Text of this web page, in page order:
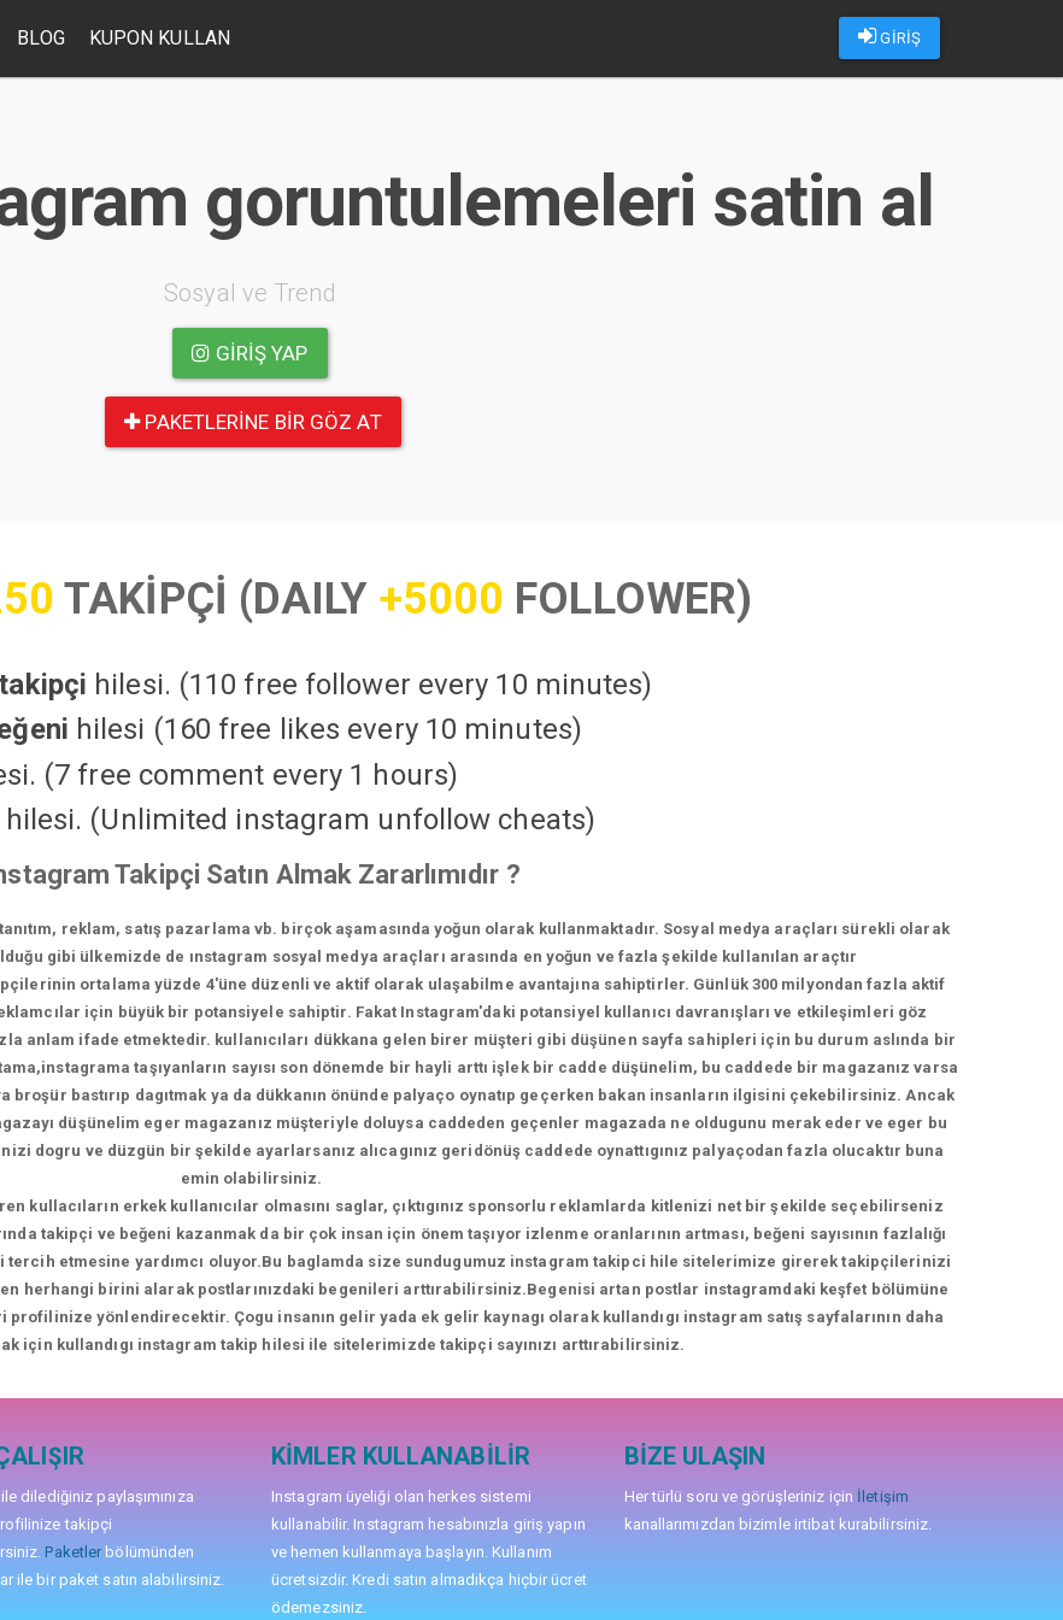
GİRİŞ
BLOG KUPON KULLAN
goruntulemeleri satin al
Sosyal ve Trend
GIRIŞ YAP
PAKETLERINE BIR GÖZ AT
TAKİPÇİ (DAILY +5000 FOLLOWER)
hilesi. (110 free follower every 10 minutes)
hilesi (160 free likes every 10 minutes)
(7 free comment every 1 hours)
hilesi. (Unlimited instagram unfollow cheats)
Takipçi Satın Almak Zararlımıdır ?
reklam, satış pazarlama vb. birçok aşamasında yoğun olarak kullanmaktadır. Sosyal medya araçları sürekli olarak
gibi ülkemizde de ınstagram sosyal medya araçları arasında en yoğun ve fazla şekilde kullanılan araçtır
ortalama yüzde 4'üne düzenli ve aktif olarak ulaşabilme avantajına sahiptirler. Günlük 300 milyondan fazla aktif
için büyük bir potansiyele sahiptir. Fakat Instagram'daki potansiyel kullanıcı davranışları ve etkileşimleri göz
anlam ifade etmektedir. kullanıcıları dükkana gelen birer müşteri gibi düşünen sayfa sahipleri için bu durum aslında bir
taşıyanların sayısı son dönemde bir hayli arttı işlek bir cadde düşünelim, bu caddede bir magazanız varsa
broşür bastırıp dagıtmak ya da dükkanın önünde palyaço oynatıp geçerken bakan insanların ilgisini çekebilirsiniz. Ancak
düşünelim eger magazanız müşteriyle doluysa caddeden geçenler magazada ne oldugunu merak eder ve eger bu
dogru ve düzgün bir şekilde ayarlarsanız alıcagınız geridönüş caddede oynattıgınız palyaçodan fazla olucaktır buna
emin olabilirsiniz.
kullacıların erkek kullanıcılar olmasını saglar, çıktıgınız sponsorlu reklamlarda kitlenizi net bir şekilde seçebilirseniz
takipçi ve beğeni kazanmak da bir çok insan için önem taşıyor izlenme oranlarının artması, beğeni sayısının fazlalığı
tercih etmesine yardımcı oluyor.Bu baglamda size sundugumuz instagram takipci hile sitelerimize girerek takipçilerinizi
herhangi birini alarak postlarınızdaki begenileri arttırabilirsiniz.Begenisi artan postlar instagramdaki keşfet bölümüne
yönlendirecektir. Çogu insanın gelir yada ek gelir kaynagı olarak kullandıgı instagram satış sayfalarının daha
için kullandıgı instagram takip hilesi ile sitelerimizde takipçi sayınızı arttırabilirsiniz.
dilediğiniz paylaşımınıza
takipçi
Paketler bölümünden
ile bir paket satın alabilirsiniz.
KIMLER KULLANABILIR
Instagram üyeliği olan herkes sistemi
kullanabilir. Instagram hesabınızla giriş yapın
ve hemen kullanmaya başlayın. Kullanım
ücretsizdir. Kredi satın almadıkça hiçbir ücret
ödemezsiniz.
BIZE ULAŞIN
Her türlü soru ve görüşleriniz için İletişim
kanallarımızdan bizimle irtibat kurabilirsiniz.